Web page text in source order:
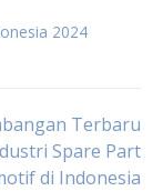
2024
Terbaru
Spare Part
di Indonesia